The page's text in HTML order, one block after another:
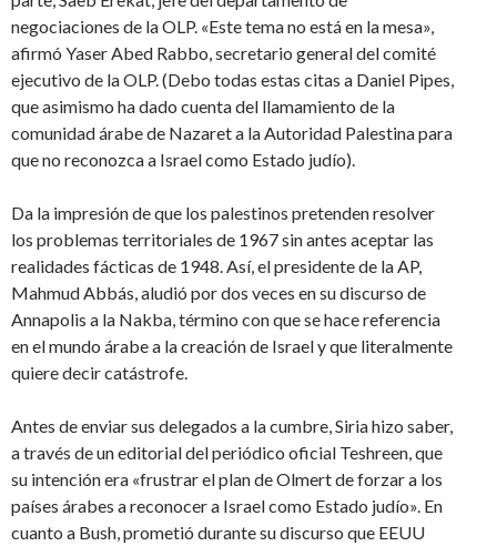
negociaciones de la OLP. «Este tema no está en la mesa»,
afirmó Yaser Abed Rabbo, secretario general del comité
ejecutivo de la OLP. (Debo todas estas citas a Daniel Pipes,
que asimismo ha dado cuenta del llamamiento de la
comunidad árabe de Nazaret a la Autoridad Palestina para
que no reconozca a Israel como Estado judío).
Da la impresión de que los palestinos pretenden resolver
los problemas territoriales de 1967 sin antes aceptar las
realidades fácticas de 1948. Así, el presidente de la AP,
Mahmud Abbás, aludió por dos veces en su discurso de
Annapolis a la Nakba, término con que se hace referencia
en el mundo árabe a la creación de Israel y que literalmente
quiere decir catástrofe.
Antes de enviar sus delegados a la cumbre, Siria hizo saber,
a través de un editorial del periódico oficial Teshreen, que
su intención era «frustrar el plan de Olmert de forzar a los
países árabes a reconocer a Israel como Estado judío». En
cuanto a Bush, prometió durante su discurso que EEUU